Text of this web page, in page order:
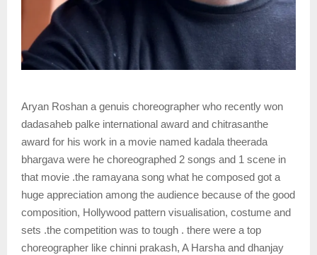
Aryan Roshan a genuis choreographer who recently won
dadasaheb palke international award and chitrasanthe
award for his work in a movie named kadala theerada
bhargava were he choreographed 2 songs and 1 scene in
that movie .the ramayana song what he composed got a
huge appreciation among the audience because of the good
composition, Hollywood pattern visualisation, costume and
sets .the competition was to tough . there were a top
choreographer like chinni prakash, A Harsha and dhanjay